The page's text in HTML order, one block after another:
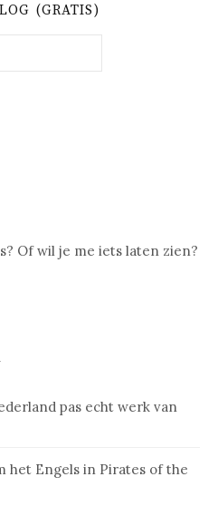
(GRATIS)
Of wil je me iets laten zien?
pas echt werk van
het Engels in Pirates of the